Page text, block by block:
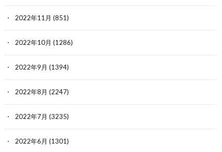
2022年11月 (851)
2022年10月 (1286)
2022年9月 (1394)
2022年8月 (2247)
2022年7月 (3235)
2022年6月 (1301)